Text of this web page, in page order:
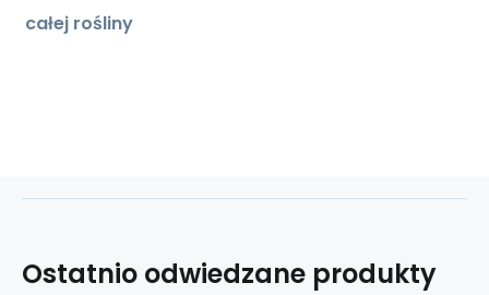
całej rośliny
Ostatnio odwiedzane produkty